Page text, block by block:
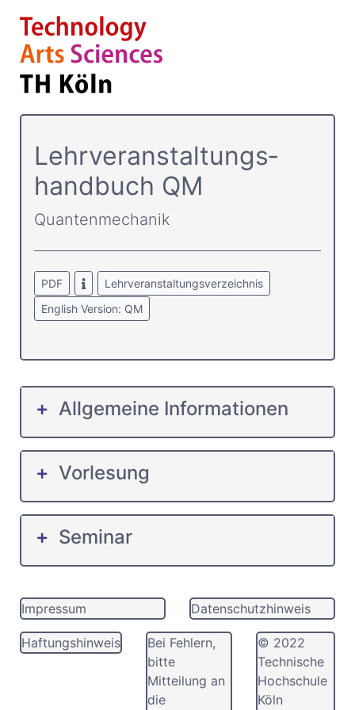
Lehrver­anstaltungs­
handbuch QM
Quantenmechanik
PDF
Lehrveranstaltungsverzeichnis
English Version: QM
Allgemeine Informationen
Vorlesung
Seminar
Impressum Datenschutzhinweis
Haftungshinweis
Bei Fehlern,
bitte
Mitteilung an
die
© 2022
Technische
Hochschule
Köln